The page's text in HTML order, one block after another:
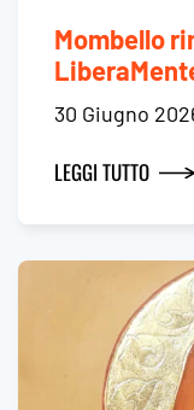
Mombello
30 Giugno
LEGGI TUTTO